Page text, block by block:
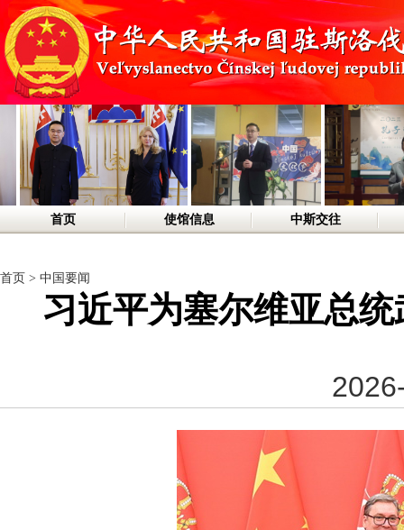
首页 使馆信息 中斯交往
首页 > 中国要闻
习近平为塞尔维亚总